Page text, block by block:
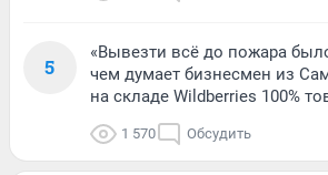
5
«Вывезти всё до пожара
чем думает бизнесмен из
на складе Wildberries 100%
1 570 Обсудить